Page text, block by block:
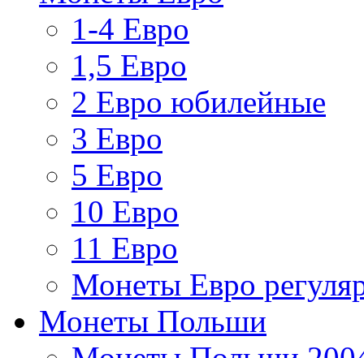
1-4 Евро
1,5 Евро
2 Евро юбилейные
3 Евро
5 Евро
10 Евро
11 Евро
Монеты Евро
Монеты Польши